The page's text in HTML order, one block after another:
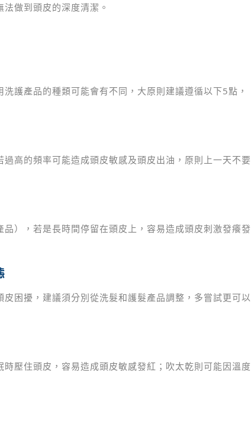
做到頭皮的深度清潔。
護產品的種類可能會有不同，大原則建議遵循以下5點，
高的頻率可能造成頭皮敏感及頭皮出油，原則上一天不要
），若是長時間停留在頭皮上，容易造成頭皮刺激發癢發
困擾，建議須分別從洗髮和護髮產品調整，多嘗試更可以
壓住頭皮，容易造成頭皮敏感發紅；吹太乾則可能因溫度